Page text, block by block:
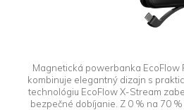
Magnetická powerbanka EcoFlow
kombinuje elegantný dizajn s
technológiu EcoFlow X-Stream
bezpečné dobíjanie. Z 0 % na 70